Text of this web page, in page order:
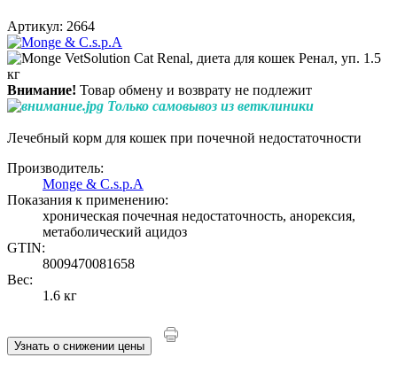
Артикул: 2664
Внимание! Товар обмену и возврату не подлежит
Только самовывоз из ветклиники
Лечебный корм для кошек при почечной недостаточности
Производитель:
Monge & C.s.p.A
Показания к применению:
хроническая почечная недостаточность, анорексия,
метаболический ацидоз
GTIN:
8009470081658
Вес:
1.6 кг
Узнать о снижении цены